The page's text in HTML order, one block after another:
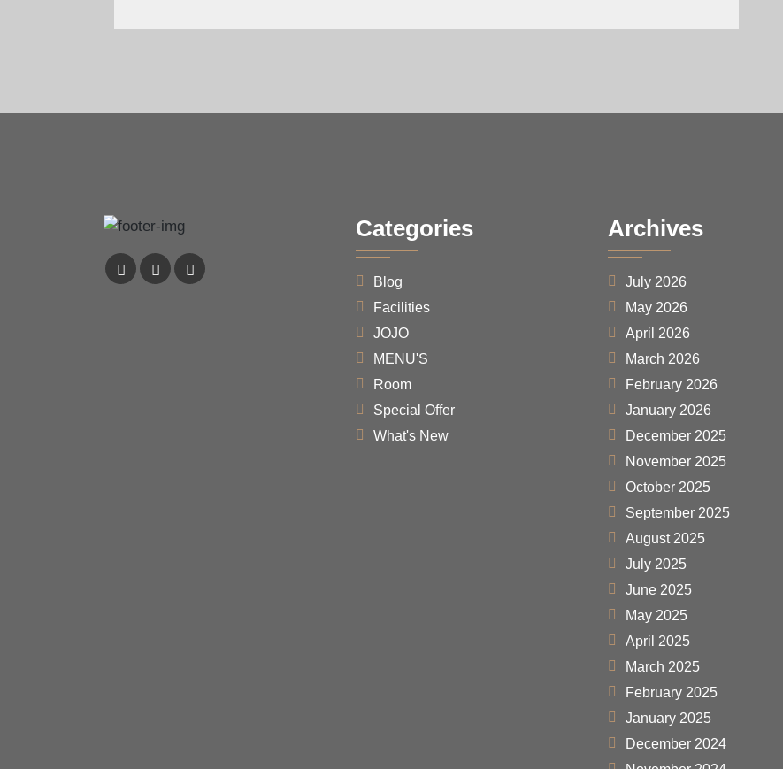
Categories
Blog
Facilities
JOJO
MENU'S
Room
Special Offer
What's New
Archives
July 2026
May 2026
April 2026
March 2026
February 2026
January 2026
December 2025
November 2025
October 2025
September 2025
August 2025
July 2025
June 2025
May 2025
April 2025
March 2025
February 2025
January 2025
December 2024